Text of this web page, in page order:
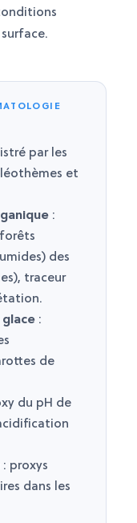
par les
et
:
des
traceur
glace :
de
du pH de
: proxys
dans les